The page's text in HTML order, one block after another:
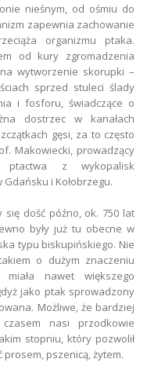
nieśnym, od ośmiu do
zapewnia zachowanie
organizmu ptaka.
od kury zgromadzenia
wytworzenie skorupki –
sprzed stuleci ślady
i fosforu, świadczące o
dostrzec w kanałach
gęsi, za to często
Makowiecki, prowadzący
ptactwa z wykopalisk
i Kołobrzegu.
się dość późno, ok. 750 lat
były już tu obecne w
typu biskupińskiego. Nie
o dużym znaczeniu
nawet większego
jako ptak sprowadzony
Możliwe, że bardziej
nasi przodkowie
stopniu, który pozwolił
prosem, pszenicą, żytem.